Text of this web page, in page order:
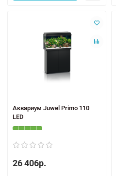
Аквариум Juwel Primo 110
LED
26 406р.